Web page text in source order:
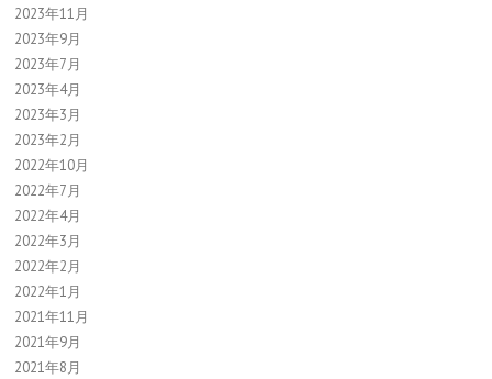
2023年11月
2023年9月
2023年7月
2023年4月
2023年3月
2023年2月
2022年10月
2022年7月
2022年4月
2022年3月
2022年2月
2022年1月
2021年11月
2021年9月
2021年8月